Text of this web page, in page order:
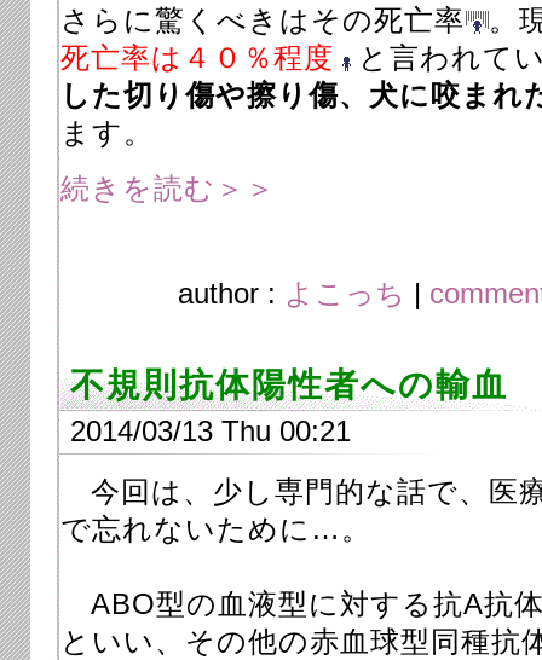
さらに驚くべきはその死亡率
。
死亡率は４０％程度
と 言われて
した切り傷や擦り傷、犬に咬まれ
ます。
続きを読む＞＞
author : よこっち |
不規則抗体陽性者への輸血
2014/03/13 Thu 00:21
今回は、少し専門的な話で、医
で忘れないために…。
ABO型の血液型に対する抗A抗
といい、その他の赤血球型同種抗